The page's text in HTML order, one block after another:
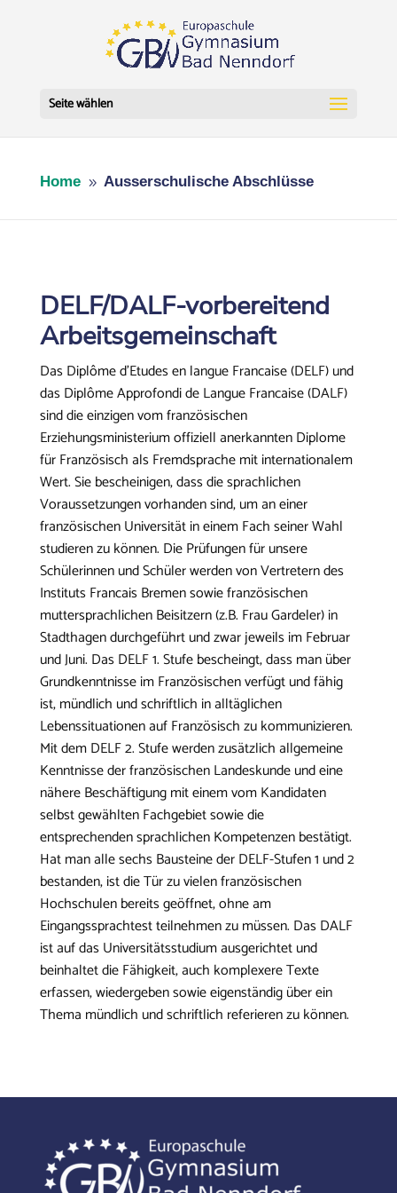
Seite wählen
Home 9 Ausserschulische Abschlüsse
DELF/DALF-vorbereitend
Arbeitsgemeinschaft
Das Diplôme d’Etudes en langue Francaise (DELF) und
das Diplôme Approfondi de Langue Francaise (DALF)
sind die einzigen vom französischen
Erziehungsministerium offiziell anerkannten Diplome
für Französisch als Fremdsprache mit internationalem
Wert. Sie bescheinigen, dass die sprachlichen
Voraussetzungen vorhanden sind, um an einer
französischen Universität in einem Fach seiner Wahl
studieren zu können. Die Prüfungen für unsere
Schülerinnen und Schüler werden von Vertretern des
Instituts Francais Bremen sowie französischen
muttersprachlichen Beisitzern (z.B. Frau Gardeler) in
Stadthagen durchgeführt und zwar jeweils im Februar
und Juni. Das DELF 1. Stufe bescheingt, dass man über
Grundkenntnisse im Französischen verfügt und fähig
ist, mündlich und schriftlich in alltäglichen
Lebenssituationen auf Französisch zu kommunizieren.
Mit dem DELF 2. Stufe werden zusätzlich allgemeine
Kenntnisse der französischen Landeskunde und eine
nähere Beschäftigung mit einem vom Kandidaten
selbst gewählten Fachgebiet sowie die
entsprechenden sprachlichen Kompetenzen bestätigt.
Hat man alle sechs Bausteine der DELF-Stufen 1 und 2
bestanden, ist die Tür zu vielen französischen
Hochschulen bereits geöffnet, ohne am
Eingangssprachtest teilnehmen zu müssen. Das DALF
ist auf das Universitätsstudium ausgerichtet und
beinhaltet die Fähigkeit, auch komplexere Texte
erfassen, wiedergeben sowie eigenständig über ein
Thema mündlich und schriftlich referieren zu können.